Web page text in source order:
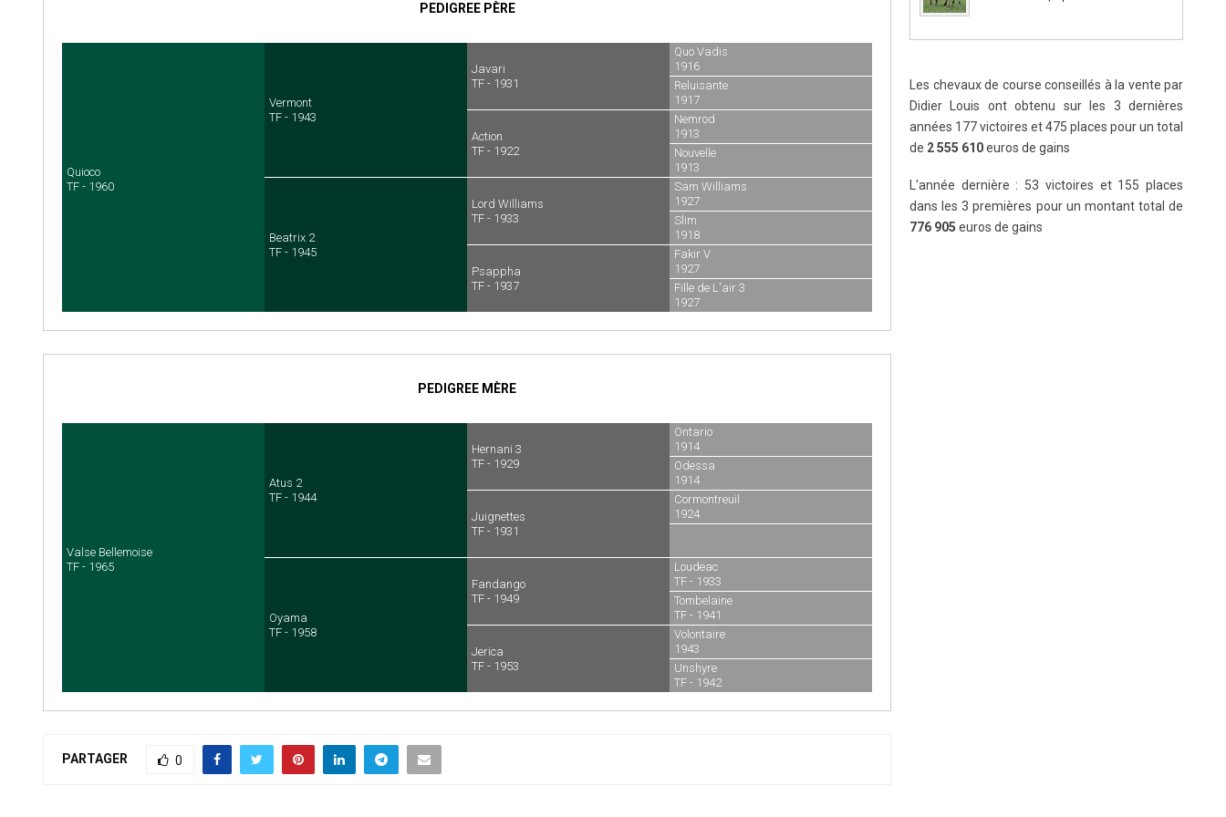
PEDIGREE PÈRE
Quioco
TF - 1960
Vermont
TF - 1943
Beatrix 2
TF - 1945
Javari
TF - 1931
Action
TF - 1922
Lord Williams
TF - 1933
Psappha
TF - 1937
Quo Vadis
1916
Reluisante
1917
Nemrod
1913
Nouvelle
1913
Sam Williams
1927
Slim
1918
Fakir V
1927
Fille de L'air 3
1927
PEDIGREE MÈRE
Valse Bellemoise
TF - 1965
Atus 2
TF - 1944
Oyama
TF - 1958
Hernani 3
TF - 1929
Juignettes
TF - 1931
Fandango
TF - 1949
Jerica
TF - 1953
Ontario
1914
Odessa
1914
Cormontreuil
1924
Loudeac
TF - 1933
Tombelaine
TF - 1941
Volontaire
1943
Unshyre
TF - 1942
PARTAGER 0
Les chevaux de course conseillés à la vente par
Didier Louis ont obtenu sur les 3 dernières
années 177 victoires et 475 places pour un total
de 2 555 610euros de gains
L'année dernière : 53 victoires et 155 places
dans les 3 premières pour un montant total de
776 905 euros de gains